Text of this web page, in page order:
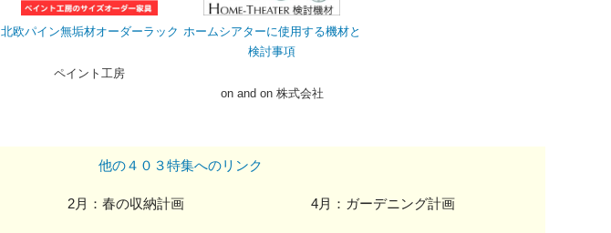
北欧パイン無垢材オーダーラック
ペイント工房
ホームシアターに使用する機材と
検討事項
on and on 株式会社
他の４０３特集へのリンク
2月：春の収納計画 4月：ガーデニング計画